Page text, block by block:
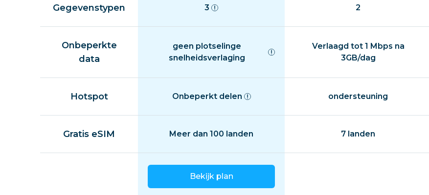
Gegevenstypen 3 2
Onbeperkte
data
geen plotselinge
snelheidsverlaging
Verlaagd tot 1 Mbps na
3GB/dag
Hotspot Onbeperkt delen ondersteuning
Gratis eSIM Meer dan 100 landen 7 landen
Bekijk plan